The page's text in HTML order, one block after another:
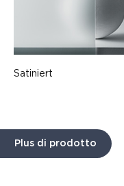
Satiniert
Plus di prodotto